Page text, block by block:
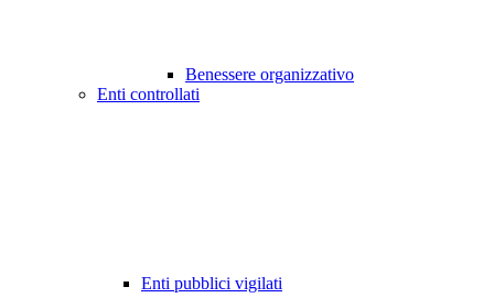
Benessere organizzativo
Enti controllati
Enti pubblici vigilati